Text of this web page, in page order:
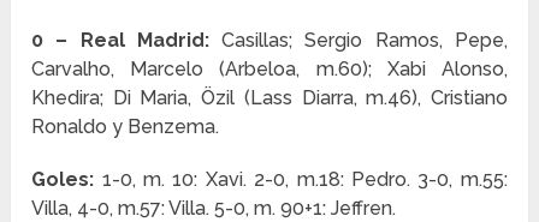
0 – Real Madrid:Casillas; Sergio Ramos, Pepe,
Carvalho, Marcelo (Arbeloa, m.60); Xabi Alonso,
Khedira; Di Maria, Özil (Lass Diarra, m.46), Cristiano
Ronaldo y Benzema.
Goles: 1-0, m. 10: Xavi. 2-0, m.18: Pedro. 3-0, m.55:
Villa, 4-0, m.57: Villa. 5-0, m. 90+1: Jeffren.